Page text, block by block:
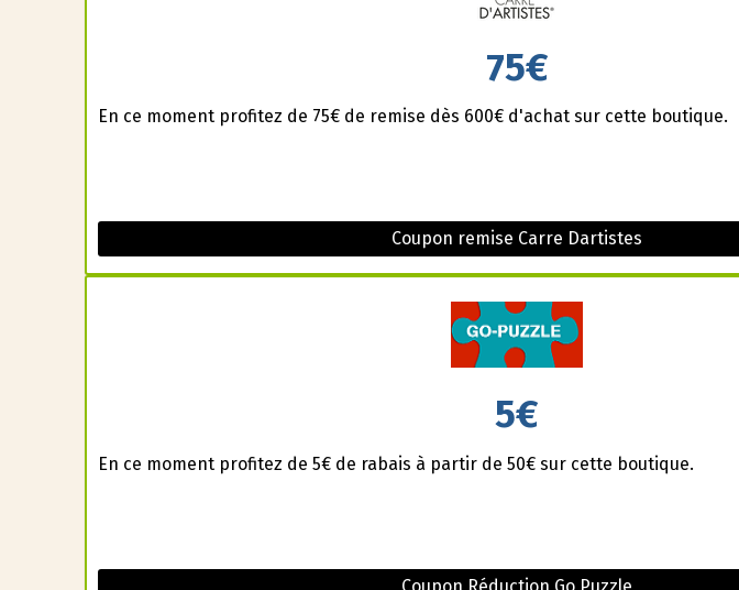
75€
En ce moment profitez de 75€ de remise dès 600€ d'achat sur cette boutique.
Coupon remise Carre Dartistes
5€
En ce moment profitez de 5€ de rabais à partir de 50€ sur cette boutique.